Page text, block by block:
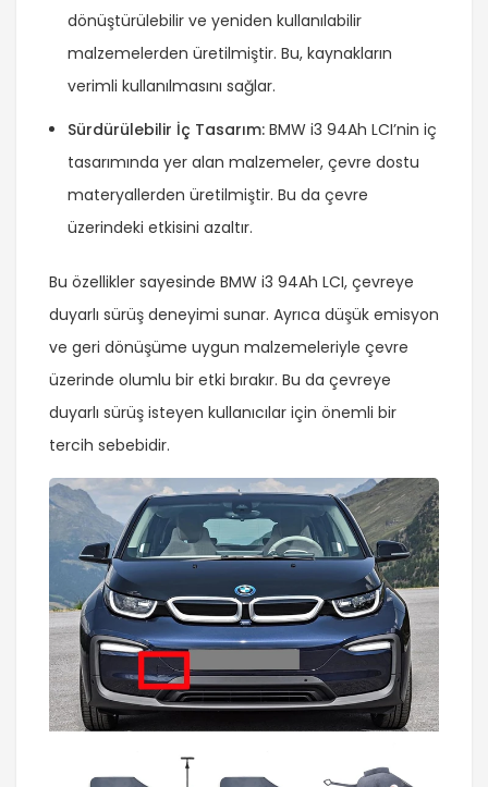
dönüştürülebilir ve yeniden kullanılabilir
malzemelerden üretilmiştir. Bu, kaynakların
verimli kullanılmasını sağlar.
Sürdürülebilir İç Tasarım: BMW i3 94Ah LCI’nin iç
tasarımında yer alan malzemeler, çevre dostu
materyallerden üretilmiştir. Bu da çevre
üzerindeki etkisini azaltır.
Bu özellikler sayesinde BMW i3 94Ah LCI, çevreye
duyarlı sürüş deneyimi sunar. Ayrıca düşük emisyon
ve geri dönüşüme uygun malzemeleriyle çevre
üzerinde olumlu bir etki bırakır. Bu da çevreye
duyarlı sürüş isteyen kullanıcılar için önemli bir
tercih sebebidir.